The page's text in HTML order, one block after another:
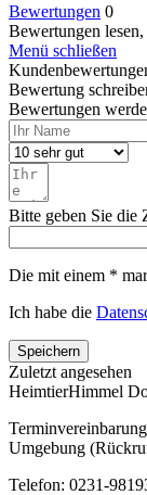
Bewertungen 0
Bewertungen
Menü schließen
Bewertung
Bewertungen
Bitte geben Sie die
Die mit einem *
Ich habe die
Speichern
Zuletzt angesehen
HeimtierHimmel
Umgebung
Telefon: 0231-